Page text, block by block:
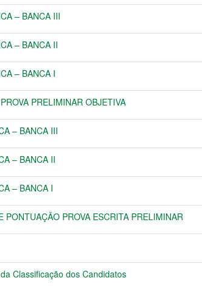
– BANCA III
– BANCA II
– BANCA I
PRELIMINAR OBJETIVA
– BANCA III
– BANCA II
– BANCA I
PROVA ESCRITA PRELIMINAR
Classificação dos Candidatos